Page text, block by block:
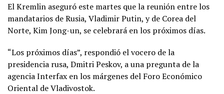
El Kremlin aseguró este martes que la reunión entre los
mandatarios de Rusia, Vladimir Putin, y de Corea del
Norte, Kim Jong-un, se celebrará en los próximos días.
“Los próximos días”, respondió el vocero de la
presidencia rusa, Dmitri Peskov, a una pregunta de la
agencia Interfax en los márgenes del Foro Económico
Oriental de Vladivostok.